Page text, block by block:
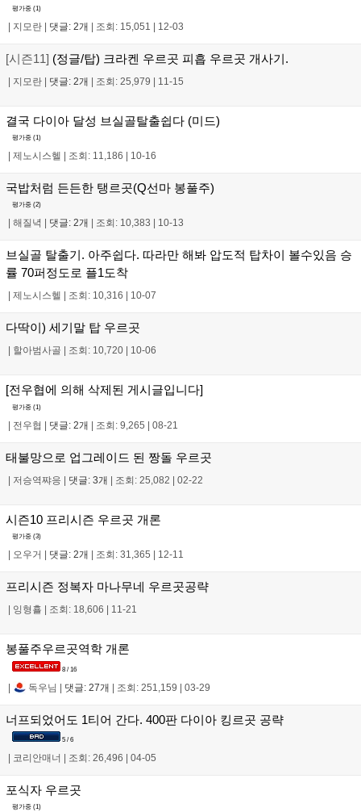
평가중 (1)
| 지모란 | 댓글: 2개 | 조회: 15,051 | 12-03
[시즌11] (정글/탑) 크라켄 우르곳 피흡 우르곳 개사기.
| 지모란 | 댓글: 2개 | 조회: 25,979 | 11-15
결국 다이아 달성 브실골탈출쉽다 (미드)
평가중 (1)
제노시스헬 조회: 11,186 10-16
국밥처럼 든든한 탱르곳(Q선마 봉풀주)
평가중 (2)
해질녁 댓글: 2개 조회: 10,383 10-13
브실골 탈출기. 아주쉽다. 따라만 해봐 압도적 탑차이 볼수있음 승
률 70퍼정도로 플1도착
제노시스헬 조회: 10,316 10-07
다딱이) 세기말 탑 우르곳
할아범사골 조회: 10,720 10-06
[전우협에 의해 삭제된 게시글입니다]
평가중 (1)
| 전우협 | 댓글: 2개 | 조회: 9,265 | 08-21
태불망으로 업그레이드 된 짱돌 우르곳
| 저승역쨔응 | 댓글: 3개 | 조회: 25,082 | 02-22
시즌10 프리시즌 우르곳 개론
평가중 (3)
오우거 댓글: 2개 조회: 31,365 12-11
프리시즌 정복자 마나무네 우르곳공략
잉형횰 조회: 18,606 11-21
봉풀주우르곳역학 개론
8 / 16
| 독우님 | 댓글: 27개 | 조회: 251,159 | 03-29
너프되었어도 1티어 간다. 400판 다이아 킹르곳 공략
5 / 6
| 코리안매너 | 조회: 26,496 | 04-05
포식자 우르곳
평가중 (1)